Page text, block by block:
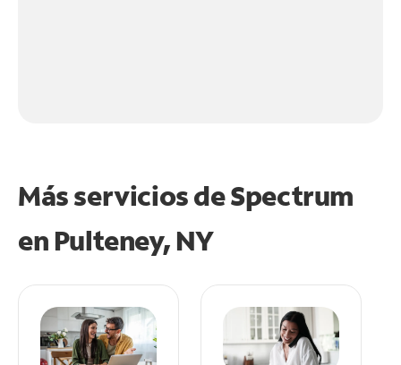
Más servicios de Spectrum
en Pulteney, NY